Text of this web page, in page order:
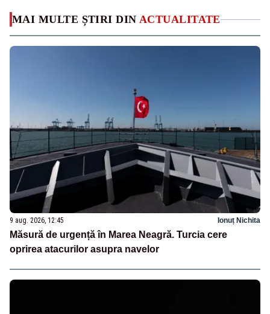
MAI MULTE ȘTIRI DIN ACTUALITATE
9 aug. 2026, 12:45 Ionuț Nichita
Măsură de urgență în Marea Neagră. Turcia cere
oprirea atacurilor asupra navelor